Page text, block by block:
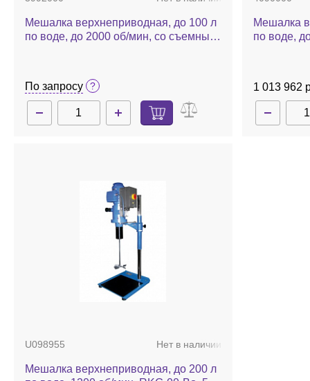
Мешалка верхнеприводная, до 100 л
по воде, до 2000 об/мин, со съемным
По запросу
Мешалка
по воде,
1 013 962
U098955 Нет в наличии
Мешалка верхнеприводная, до 200 л